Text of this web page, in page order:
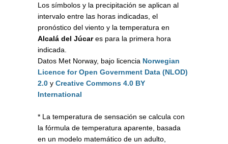
Los símbolos y la precipitación se aplican al
intervalo entre las horas indicadas, el
pronóstico del viento y la temperatura en
Alcalá del Júcares para la primera hora
indicada.
Datos Met Norway, bajo licencia Norwegian
Licence for Open Government Data (NLOD)
2.0 y Creative Commons 4.0 BY
International
* La temperatura de sensación se calcula con
la fórmula de temperatura aparente, basada
en un modelo matemático de un adulto,